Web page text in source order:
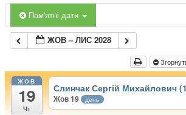
Пам'ятні дати
ЖОВ – ЛИС 2028
ЖОВ
19
Чт
Слинчак Сергій Михайлович
Жов 19 день